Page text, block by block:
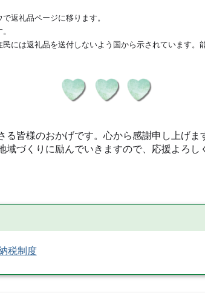
返礼品ページに移ります。
には返礼品を送付しないよう国から示されています。
る皆様のおかげです。心から感謝申し上げま
域づくりに励んでいきますので、応援よろし
税制度